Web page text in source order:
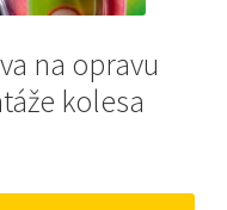
na opravu
kolesa